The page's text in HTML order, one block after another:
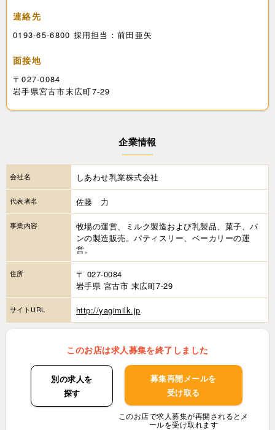
連絡先
0193-65-6800 採用担当：前田亜矢
面接地
〒027-0084
岩手県宮古市末広町7-29
企業情報
会社名 しあわせ乳業株式会社
代表者名 佐藤 力
事業内容
牧場の運営、ミルク製造および乳製品、菓子、パ
ンの製造販売。パティスリー、ベーカリーの運
営。
住所
〒 027-0084
岩手県 宮古市 末広町7-29
サイトURL http://yagimilk.jp
このお店は求人募集を終了しました
別の求人を
探す
募集再開メールを
受け取る
このお店で求人募集が再開されるとメ
ールを受け取れます